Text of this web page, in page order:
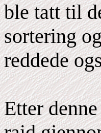
ble tatt til
sortering
reddede
Etter